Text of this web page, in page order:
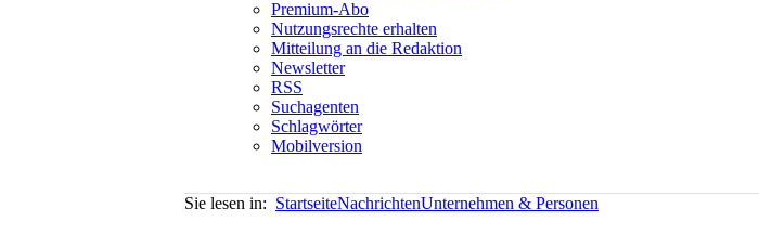
Premium-Abo
Nutzungsrechte erhalten
Mitteilung an die Redaktion
Newsletter
RSS
Suchagenten
Schlagwörter
Mobilversion
Sie lesen in: StartseiteNachrichtenUnternehmen & Personen